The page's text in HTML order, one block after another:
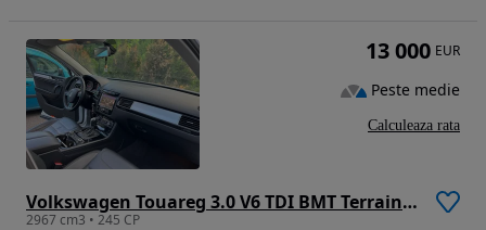
Volkswagen Touareg 3.0 V6 TDI BMT Terrain Tech
2967 cm3 • 245 CP
13 000 EUR
Peste medie
Calculeaza rata